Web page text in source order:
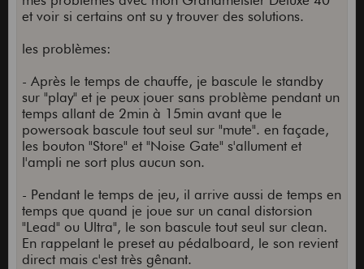
et voir si certains ont su y trouver des solutions.
les problèmes:
- Après le temps de chauffe, je bascule le standby
sur "play" et je peux jouer sans problème pendant un
temps allant de 2min à 15min avant que le
powersoak bascule tout seul sur "mute". en façade,
les bouton "Store" et "Noise Gate" s'allument et
l'ampli ne sort plus aucun son.
- Pendant le temps de jeu, il arrive aussi de temps en
temps que quand je joue sur un canal distorsion
"Lead" ou Ultra", le son bascule tout seul sur clean.
En rappelant le preset au pédalboard, le son revient
direct mais c'est très gênant.